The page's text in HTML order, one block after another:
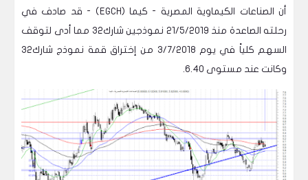
أن الصناعات الكيماوية المصرية - كيما (EGCH) - قد صادف في
رحلته الصاعدة منذ 21/5/2019 نموذجين شارك32 مما أدى لتوقف
السهم كلياً في يوم 3/7/2018 من إختراق قمة نموذج شارك32
وكانت عند مستوى 6.40.